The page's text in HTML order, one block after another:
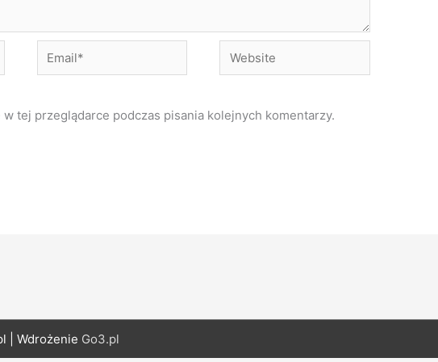
Email* Website
w tej przeglądarce podczas pisania kolejnych komentarzy.
| Wdrożenie Go3.pl